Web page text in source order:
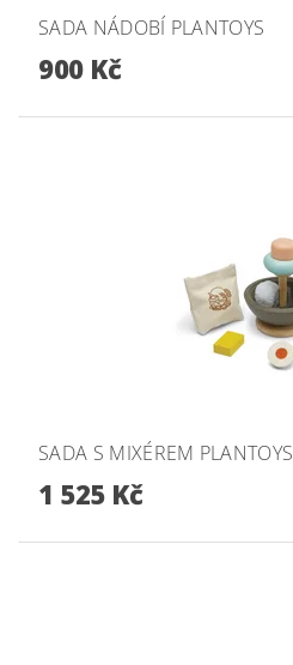
SADA NÁDOBÍ PLANTOYS
900 Kč
SADA S MIXÉREM PLANTOYS
1 525 Kč